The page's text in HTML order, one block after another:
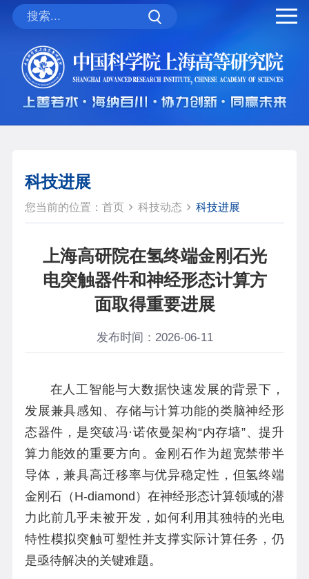
科技进展
您当前的位置： 首页 科技动态 科技进展
上海高研院在氢终端金刚石光
电突触器件和神经形态计算方
面取得重要进展
发布时间：2026-06-11
在人工智能与大数据快速发展的背景下，
发展兼具感知、存储与计算功能的类脑神经形
态器件，是突破冯·诺依曼架构“内存墙”、提升
算力能效的重要方向。金刚石作为超宽禁带半
导体，兼具高迁移率与优异稳定性，但氢终端
金刚石（H-diamond）在神经形态计算领域的潜
力此前几乎未被开发，如何利用其独特的光电
特性模拟突触可塑性并支撑实际计算任务，仍
是亟待解决的关键难题。